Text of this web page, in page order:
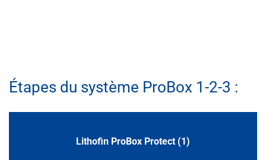
Étapes du système ProBox 1-2-3 :
Lithofin ProBox Protect (1)